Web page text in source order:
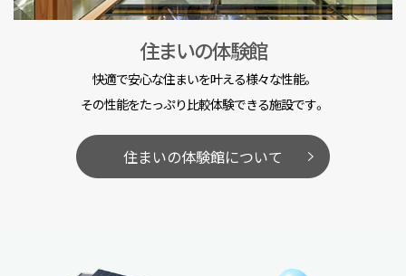
住まいの体験館
快適で安心な住まいを叶える様々な性能。
その性能をたっぷり比較体験できる施設です。
住まいの体験館について